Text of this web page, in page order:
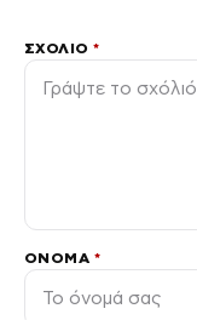
ΣΧΌΛΙΟ*
ΌΝΟΜΑ *